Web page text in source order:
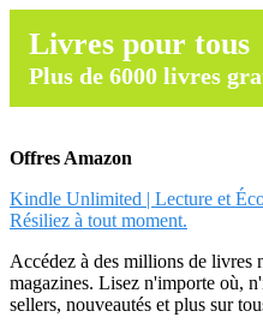
Livres pour tous
Plus de 6000 livres
Offres Amazon
Kindle Unlimited | Lecture et
Résiliez à tout moment.
Accédez à des millions de livres
magazines. Lisez n'importe où,
sellers, nouveautés et plus sur